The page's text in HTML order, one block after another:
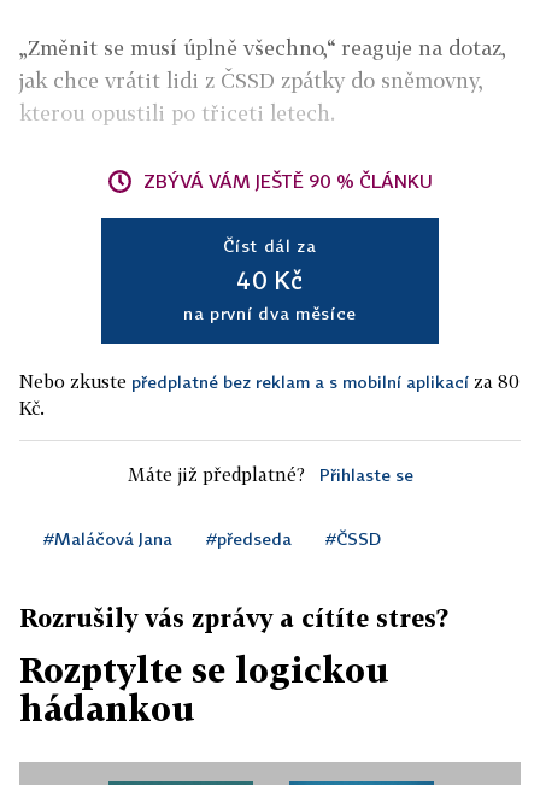
„Změnit se musí úplně všechno,“ reaguje na dotaz,
jak chce vrátit lidi z ČSSD zpátky do sněmovny,
kterou opustili po třiceti letech.
ZBÝVÁ VÁM JEŠTĚ 90 % ČLÁNKU
Číst dál za
40 Kč
na první dva měsíce
Nebo zkuste předplatné bez reklam a s mobilní aplikací za 80
Kč.
Máte již předplatné? Přihlaste se
#Maláčová Jana #předseda #ČSSD
Rozrušily vás zprávy a cítíte stres?
Rozptylte se logickou
hádankou